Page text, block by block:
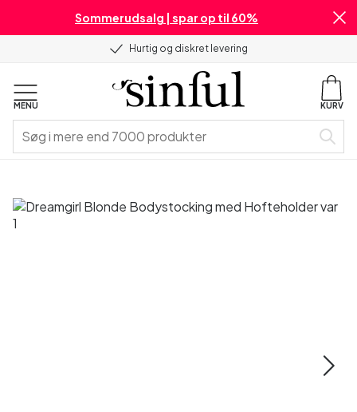
Sommerudsalg | spar op til 60%
Hurtig og diskret levering
MENU KURV